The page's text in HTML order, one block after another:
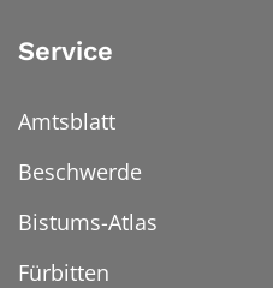
Service
Amtsblatt
Beschwerde
Bistums-Atlas
Fürbitten